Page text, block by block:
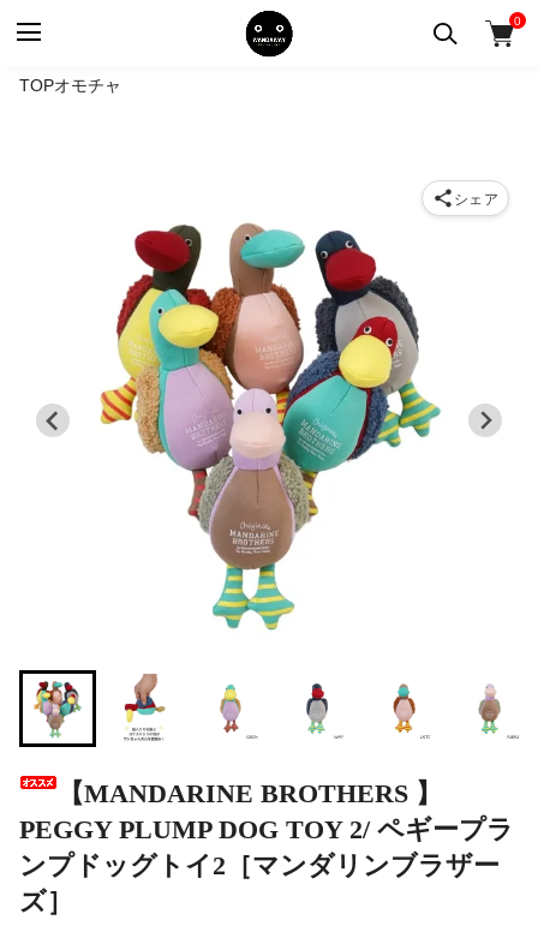
0
TOPオモチャ
【MANDARINE BROTHERS 】
PEGGY PLUMP DOG TOY 2/ ペギープラ
ンプドッグトイ2［マンダリンブラザー
ズ］
シェア